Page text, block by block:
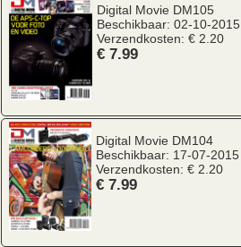
Digital Movie DM105
Beschikbaar: 02-10-2015
Verzendkosten: € 2.20
€ 7.99
Digital Movie DM104
Beschikbaar: 17-07-2015
Verzendkosten: € 2.20
€ 7.99